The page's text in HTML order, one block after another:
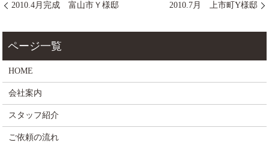
2010.4月完成 富山市Ｙ様邸 2010.7月 上市町Y様邸
HOME
会社案内
スタッフ紹介
ご依頼の流れ